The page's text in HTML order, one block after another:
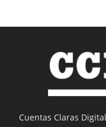
Cuentas Claras